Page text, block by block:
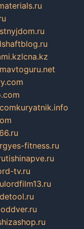
lcna.kz
avtoguru.net
kuryatnik.info
yes-fitness.ru
tishinapve.ru
tv.ru
lordfilm13.ru